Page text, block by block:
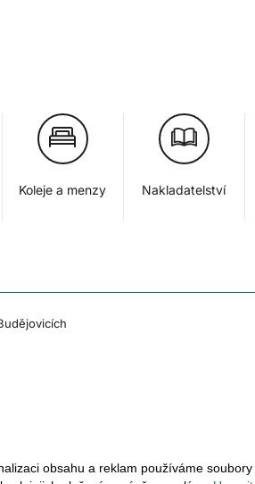
Koleje a menzy Nakladatelství
obsahu a reklam používáme